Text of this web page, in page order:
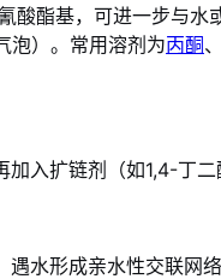
酸酯基，可进一步与水
泡）。常用溶剂为丙酮
入扩链剂（如1,4-丁
水形成亲水性交联网络